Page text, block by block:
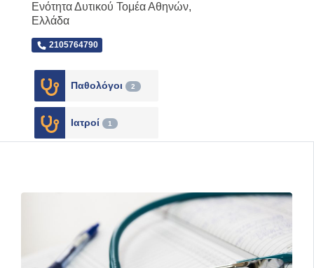
Ενότητα Δυτικού Τομέα Αθηνών,
Ελλάδα
2105764790
Παθολόγοι 2
Ιατροί 1